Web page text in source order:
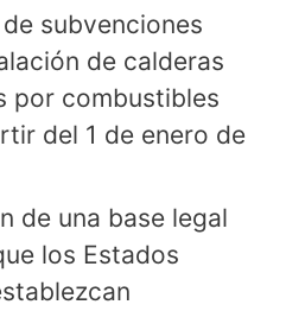
subvenciones
de calderas
por combustibles
del 1 de enero de
de una base legal
los Estados